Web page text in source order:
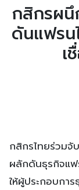
กสิกรผ
ดันแฟรน
เ
กสิกรไทยร่วมจั
ผลักดันธุรกิจแฟ
ให้ผู้ประกอบกา